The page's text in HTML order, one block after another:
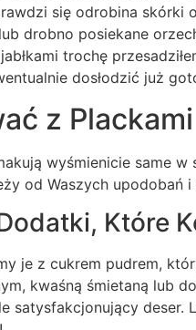
się odrobina
drobno posiekane
trochę
dosłodzić już
z
wyśmienicie same
od Waszych upodobań i
Które
je z cukrem pudrem,
kwaśną śmietaną lub
satysfakcjonujący